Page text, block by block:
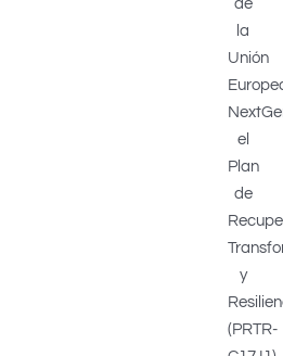
de
la
Unión
el
Plan
de
y
(PRTR-